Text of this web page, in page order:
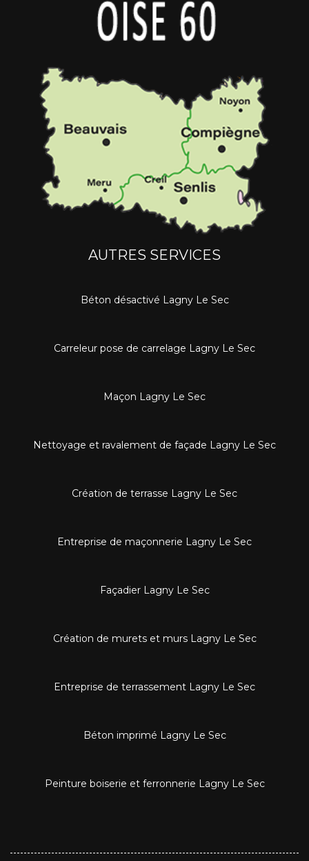
AUTRES SERVICES
Béton désactivé Lagny Le Sec
Carreleur pose de carrelage Lagny Le Sec
Maçon Lagny Le Sec
Nettoyage et ravalement de façade Lagny Le Sec
Création de terrasse Lagny Le Sec
Entreprise de maçonnerie Lagny Le Sec
Façadier Lagny Le Sec
Création de murets et murs Lagny Le Sec
Entreprise de terrassement Lagny Le Sec
Béton imprimé Lagny Le Sec
Peinture boiserie et ferronnerie Lagny Le Sec